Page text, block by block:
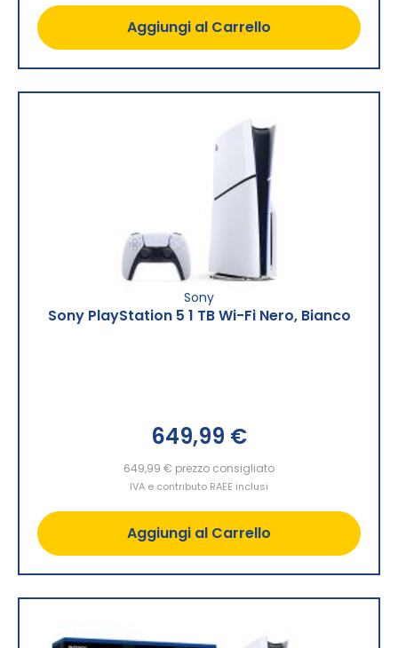
Aggiungi al Carrello
Sony
Sony PlayStation 5 1 TB Wi-Fi Nero, Bianco
649,99 €
649,99 € prezzo consigliato
IVA e contributo RAEE inclusi
Aggiungi al Carrello